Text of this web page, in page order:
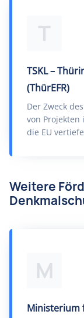
T
TSKL –
(ThürEFR)
Der Zweck
von
die EU
Weitere
M
Ministerium